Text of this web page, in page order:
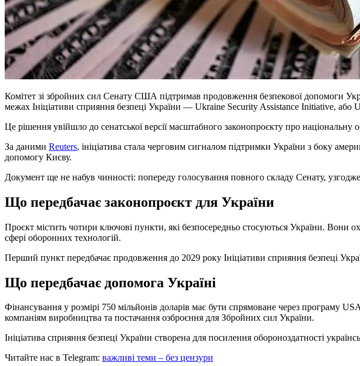
Комітет зі збройних сил Сенату США підтримав продовження безпекової допомоги
межах Ініціативи сприяння безпеці України — Ukraine Security Assistance Initiative, або
Це рішення увійшло до сенатської версії масштабного законопроєкту про
За даними Reuters, ініціатива стала черговим сигналом підтримки України з боку
допомогу Києву.
Документ ще не набув чинності: попереду голосування повного складу Сенату,
Що передбачає законопроєкт для України
Проєкт містить чотири ключові пункти, які безпосередньо стосуються України. Вони
сфері оборонних технологій.
Перший пункт передбачає продовження до 2029 року Ініціативи сприяння безпеці
Що передбачає допомога Україні
Фінансування у розмірі 750 мільйонів доларів має бути спрямоване через програму
компаніям виробництва та постачання озброєння для Збройних сил України.
Ініціатива сприяння безпеці України створена для посилення обороноздатності
Читайте нас в Telegram: важливі теми – без цензури